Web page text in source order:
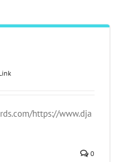
https://www.dja
0